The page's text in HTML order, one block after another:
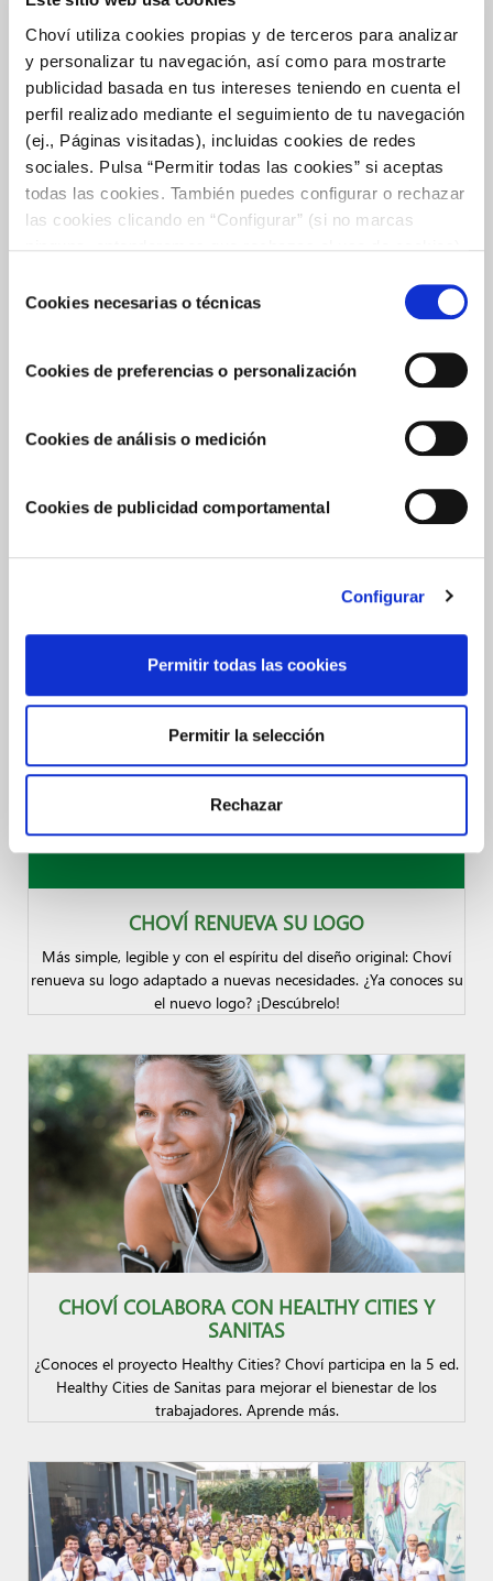
Choví utiliza cookies propias y de terceros para analizar
y personalizar tu navegación, así como para mostrarte
publicidad basada en tus intereses teniendo en cuenta el
perfil realizado mediante el seguimiento de tu navegación
(ej., Páginas visitadas), incluidas cookies de redes
sociales. Pulsa “Permitir todas las cookies” si aceptas
todas las cookies. También puedes configurar o rechazar
las cookies clicando en “Configurar” (si no marcas
COOKIES.
deCookies necesarias o técnicas
Cookies de preferencias o personalización
Cookies de análisis o medición
Cookies de publicidad comportamental
Configurar
Permitir todas las cookies
Permitir la selección
Rechazar
CHOVÍ Y ALDEAS INFANTILES SOS FIRMAN SU
ACUERDO PARA 2020
Choví firma su acuerdo como Constructor de Futuro 2020 con
Aldeas Infantiles SOS. Un programa orientado a apoyar a la
infancia más vulnerable. ¡Conócelo!
SERANTES, GANADOR DEL PREMIO CHOVÍ AL
Salsas al restaurante Serantes en el XIV Campeonato de Pintxos
CHOVÍ RENUEVA SU LOGO
Más simple, legible y con el espíritu del diseño original: Choví
renueva su logo adaptado a nuevas necesidades. ¿Ya conoces su
el nuevo logo? ¡Descúbrelo!
CHOVÍ COLABORA CON HEALTHY CITIES Y
SANITAS
¿Conoces el proyecto Healthy Cities? Choví participa en la 5 ed.
Healthy Cities de Sanitas para mejorar el bienestar de los
trabajadores. Aprende más.